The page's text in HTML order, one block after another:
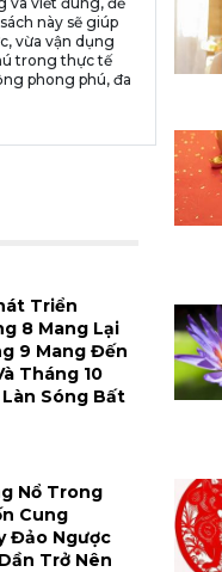
này sẽ giúp
vừa vận dụng
trong thực tế
phong phú, đa
Triển
8 Mang Lại
9 Mang Đến
Tháng 10
Sóng Bất
Nổ Trong
Cung
Đảo Ngược
Trở Nên